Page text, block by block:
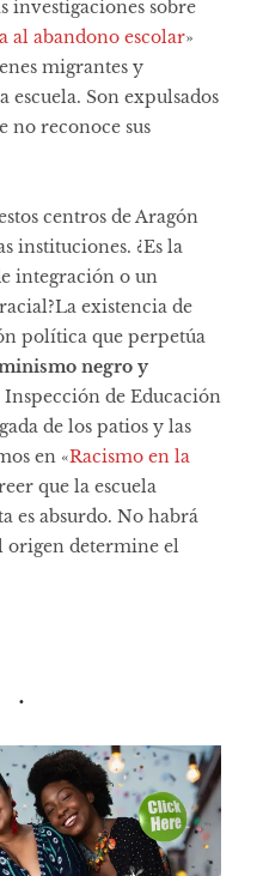
investigaciones sobre
al abandono escolar»
migrantes y
escuela. Son expulsados
no reconoce sus
centros de Aragón
instituciones. ¿Es la
integración o un
existencia de
política que perpetúa
negro y
Inspección de Educación
de los patios y las
en «Racismo en la
que la escuela
es absurdo. No habrá
determine el